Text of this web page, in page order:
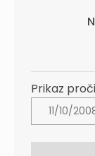
Prikaz